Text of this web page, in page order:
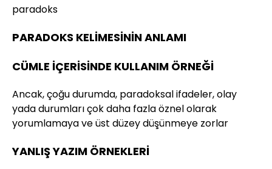
paradoks
PARADOKS KELİMESİNİN ANLAMI
CÜMLE İÇERİSİNDE KULLANIM ÖRNEĞİ
Ancak, çoğu durumda, paradoksal ifadeler, olay
yada durumları çok daha fazla öznel olarak
yorumlamaya ve üst düzey düşünmeye zorlar
YANLIŞ YAZIM ÖRNEKLERİ